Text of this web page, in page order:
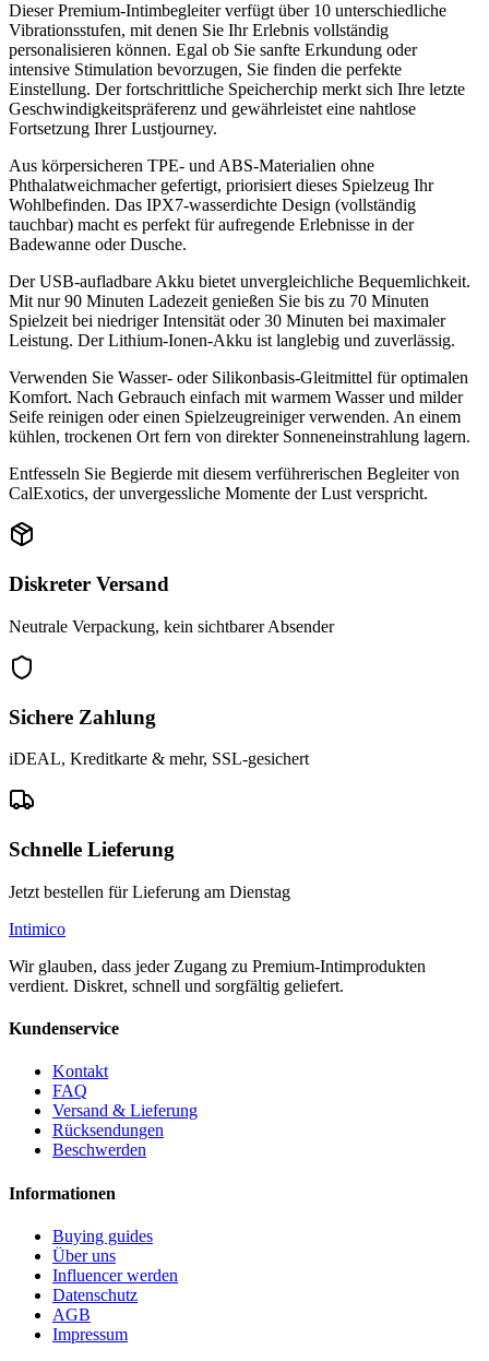
Dieser Premium-Intimbegleiter verfügt über 10 unterschiedliche
Vibrationsstufen, mit denen Sie Ihr Erlebnis vollständig
personalisieren können. Egal ob Sie sanfte Erkundung oder
intensive Stimulation bevorzugen, Sie finden die perfekte
Einstellung. Der fortschrittliche Speicherchip merkt sich Ihre letzte
Geschwindigkeitspräferenz und gewährleistet eine nahtlose
Fortsetzung Ihrer Lustjourney.
Aus körpersicheren TPE- und ABS-Materialien ohne
Phthalatweichmacher gefertigt, priorisiert dieses Spielzeug Ihr
Wohlbefinden. Das IPX7-wasserdichte Design (vollständig
tauchbar) macht es perfekt für aufregende Erlebnisse in der
Badewanne oder Dusche.
Der USB-aufladbare Akku bietet unvergleichliche Bequemlichkeit.
Mit nur 90 Minuten Ladezeit genießen Sie bis zu 70 Minuten
Spielzeit bei niedriger Intensität oder 30 Minuten bei maximaler
Leistung. Der Lithium-Ionen-Akku ist langlebig und zuverlässig.
Verwenden Sie Wasser- oder Silikonbasis-Gleitmittel für optimalen
Komfort. Nach Gebrauch einfach mit warmem Wasser und milder
Seife reinigen oder einen Spielzeugreiniger verwenden. An einem
kühlen, trockenen Ort fern von direkter Sonneneinstrahlung lagern.
Entfesseln Sie Begierde mit diesem verführerischen Begleiter von
CalExotics, der unvergessliche Momente der Lust verspricht.
Diskreter Versand
Neutrale Verpackung, kein sichtbarer Absender
Sichere Zahlung
iDEAL, Kreditkarte & mehr, SSL-gesichert
Schnelle Lieferung
Jetzt bestellen für Lieferung am Dienstag
Intimico
Wir glauben, dass jeder Zugang zu Premium-Intimprodukten
verdient. Diskret, schnell und sorgfältig geliefert.
Kundenservice
Kontakt
FAQ
Versand & Lieferung
Rücksendungen
Beschwerden
Informationen
Buying guides
Über uns
Influencer werden
Datenschutz
AGB
Impressum